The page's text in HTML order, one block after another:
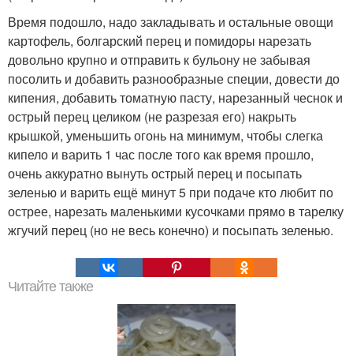
Время подошло, надо закладывать и остальные овощи
картофель, болгарский перец и помидоры нарезать
довольно крупно и отправить к бульону не забывая
посолить и добавить разнообразные специи, довести до
кипения, добавить томатную пасту, нарезанный чеснок и
острый перец целиком (не разрезая его) накрыть
крышкой, уменьшить огонь на минимум, чтобы слегка
кипело и варить 1 час после того как время прошло,
очень аккуратно вынуть острый перец и посыпать
зеленью и варить ещё минут 5 при подаче кто любит по
острее, нарезать маленькими кусочками прямо в тарелку
жгучий перец (но не весь конечно) и посыпать зеленью.
Читайте также